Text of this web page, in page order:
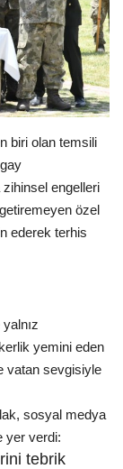
biri olan temsili
zihinsel engelleri
özel
ederek terhis
yemini eden
vatan sevgisiyle
sosyal medya
yer verdi:
tebrik